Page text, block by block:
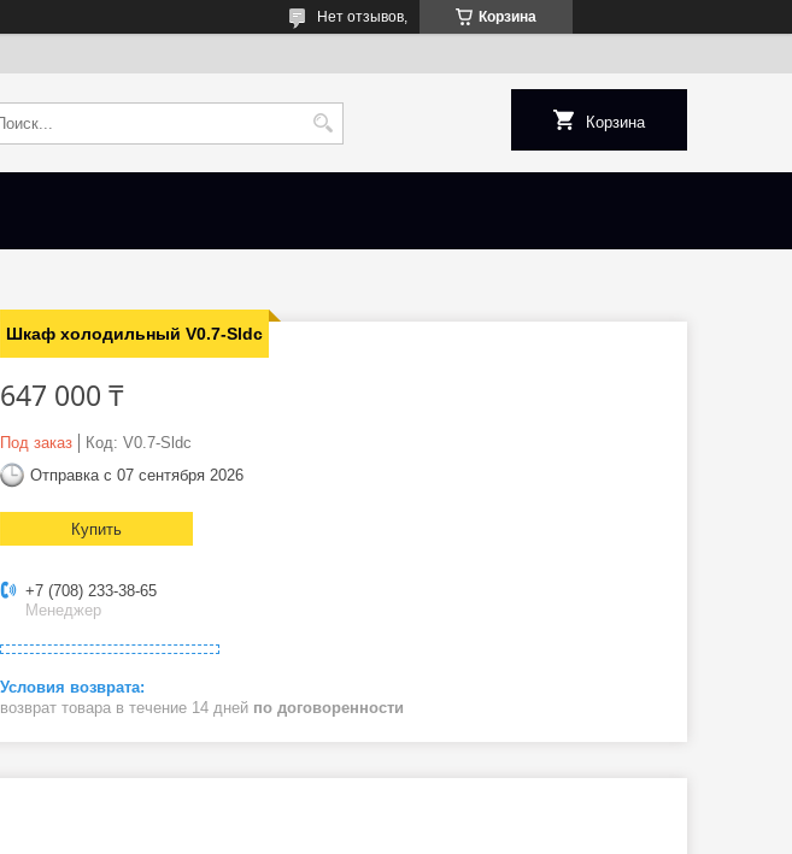
Корзина
Нет отзывов,
Корзина
Шкаф холодильный V0.7-Sldc
647 000 ₸
Под заказ Код: V0.7-Sldc
Отправка с 07 сентября 2026
Купить
+7 (708) 233-38-65
Менеджер
возврат товара в течение 14 дней по договоренности